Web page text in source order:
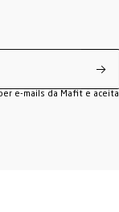
e-mails da Mafit e aceita